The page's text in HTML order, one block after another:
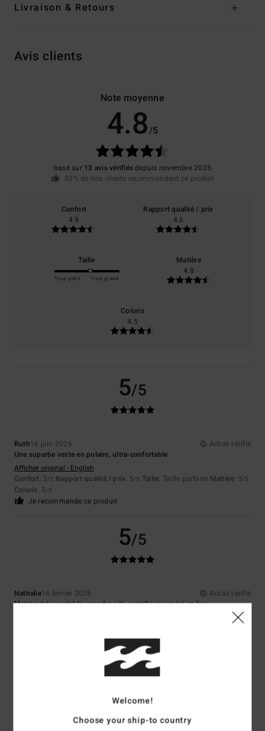
Livraison & Retours
Avis clients
Note moyenne
4.8/5
basé sur 13 avis vérifiésdepuis novembre 2025
92% de nos clients recommandent ce produit
Confort
4.9
Rapport qualité / prix
4.6
Taille
Trop petit Trop grand
Matière
4.8
Coloris
4.5
5/5
Ruth16 juin 2026
Achat vérifié
Une superbe veste en polaire, ultra-confortable
Afficher original - English
Confort: 5/5 Rapport qualité / prix: 5/5 Taille: Taille parfaite Matière: 5/5
Coloris: 5/5
Je recommande ce produit
5/5
Nathalie16 février 2026
Achat vérifié
Matière très agréable, prendre pile sa taille car cintré en bas
Matière: 5/5
Je recommande ce produit
5/5
Welcome!
Choose your ship-to country